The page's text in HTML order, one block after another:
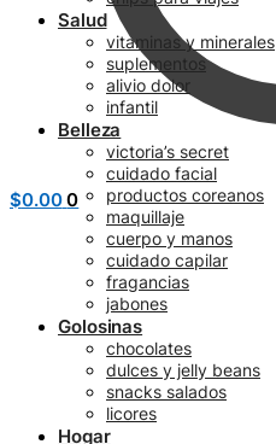
$0.00 0
Salud
vitaminas y minerales
suplementos
alivio dolor
infantil
Belleza
victoria’s secret
cuidado facial
productos coreanos
maquillaje
cuerpo y manos
cuidado capilar
fragancias
jabones
Golosinas
chocolates
dulces y jelly beans
snacks salados
licores
Hogar